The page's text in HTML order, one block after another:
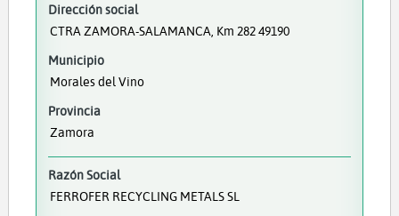
Dirección social
CTRA ZAMORA-SALAMANCA, Km 282 49190
Municipio
Morales del Vino
Provincia
Zamora
Razón Social
FERROFER RECYCLING METALS SL